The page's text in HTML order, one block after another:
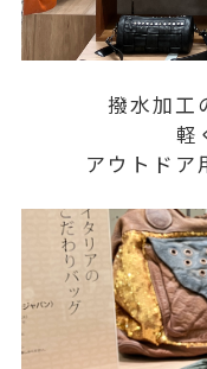
撥水加工
軽
アウトド